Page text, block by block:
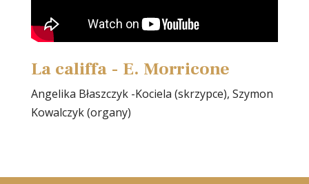
La califfa - E. Morricone
Angelika Błaszczyk -Kociela (skrzypce), Szymon
Kowalczyk (organy)